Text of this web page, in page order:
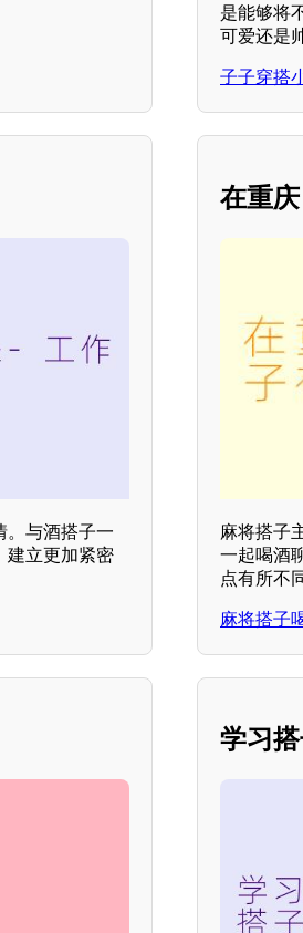
是能够将
可爱还是
子子穿搭
。与酒搭子一
建立更加紧密
在重
麻将搭子
一起喝酒
点有所不
麻将搭子
学习